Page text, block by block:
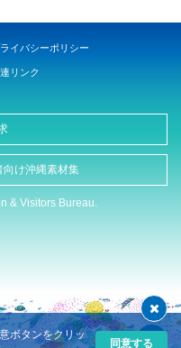
イバシーポリシー
リンク
向け沖縄素材集
& Visitors Bureau.
ボタンをクリッ
同意する